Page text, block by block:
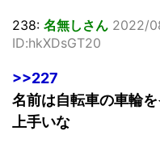
238: 名無しさん 2022/
ID:hkXDsGT20
>>227
名前は自転車の車輪
上手いな